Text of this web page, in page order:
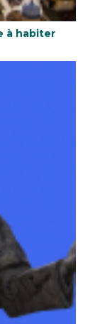
à habiter